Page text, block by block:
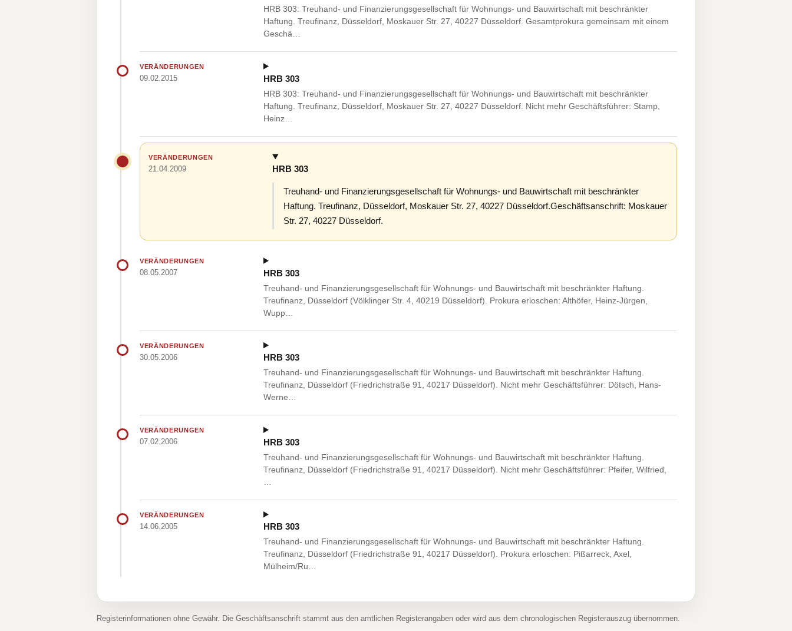
HRB 303: Treuhand- und Finanzierungsgesellschaft für Wohnungs- und Bauwirtschaft mit beschränkter
Haftung. Treufinanz, Düsseldorf, Moskauer Str. 27, 40227 Düsseldorf. Gesamtprokura gemeinsam mit einem
Geschä…
VERÄNDERUNGEN
09.02.2015 HRB 303
HRB 303: Treuhand- und Finanzierungsgesellschaft für Wohnungs- und Bauwirtschaft mit beschränkter
Haftung. Treufinanz, Düsseldorf, Moskauer Str. 27, 40227 Düsseldorf. Nicht mehr Geschäftsführer: Stamp,
Heinz…
VERÄNDERUNGEN
21.04.2009 HRB 303
Treuhand- und Finanzierungsgesellschaft für Wohnungs- und Bauwirtschaft mit beschränkter
Haftung. Treufinanz, Düsseldorf, Moskauer Str. 27, 40227 Düsseldorf.Geschäftsanschrift: Moskauer
Str. 27, 40227 Düsseldorf.
VERÄNDERUNGEN
08.05.2007 HRB 303
Treuhand- und Finanzierungsgesellschaft für Wohnungs- und Bauwirtschaft mit beschränkter Haftung.
Treufinanz, Düsseldorf (Völklinger Str. 4, 40219 Düsseldorf). Prokura erloschen: Althöfer, Heinz-Jürgen,
Wupp…
VERÄNDERUNGEN
30.05.2006 HRB 303
Treuhand- und Finanzierungsgesellschaft für Wohnungs- und Bauwirtschaft mit beschränkter Haftung.
Treufinanz, Düsseldorf (Friedrichstraße 91, 40217 Düsseldorf). Nicht mehr Geschäftsführer: Dötsch, Hans-
Werne…
VERÄNDERUNGEN
07.02.2006 HRB 303
Treuhand- und Finanzierungsgesellschaft für Wohnungs- und Bauwirtschaft mit beschränkter Haftung.
Treufinanz, Düsseldorf (Friedrichstraße 91, 40217 Düsseldorf). Nicht mehr Geschäftsführer: Pfeifer, Wilfried,
VERÄNDERUNGEN
14.06.2005 HRB 303
Treuhand- und Finanzierungsgesellschaft für Wohnungs- und Bauwirtschaft mit beschränkter Haftung.
Treufinanz, Düsseldorf (Friedrichstraße 91, 40217 Düsseldorf). Prokura erloschen: Pißarreck, Axel,
Mülheim/Ru…
Registerinformationen ohne Gewähr. Die Geschäftsanschrift stammt aus den amtlichen Registerangaben oder wird aus dem chronologischen Registerauszug übernommen.